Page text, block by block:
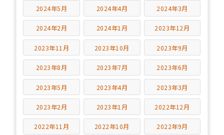
2024年5月 2024年4月 2024年3月
2024年2月 2024年1月 2023年12月
2023年11月 2023年10月 2023年9月
2023年8月 2023年7月 2023年6月
2023年5月 2023年4月 2023年3月
2023年2月 2023年1月 2022年12月
2022年11月 2022年10月 2022年9月